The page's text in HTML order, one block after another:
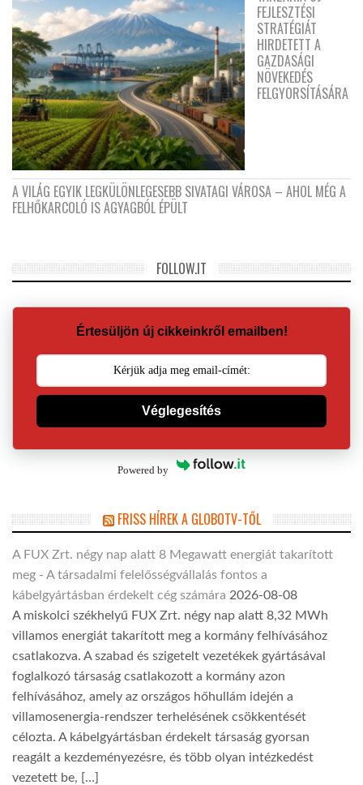
FEJLESZTÉSI
STRATÉGIÁT
HIRDETETT A
GAZDASÁGI
NÖVEKEDÉS
FELGYORSÍTÁSÁRA
A VILÁG EGYIK LEGKÜLÖNLEGESEBB SIVATAGI VÁROSA – AHOL MÉG A
FELHŐKARCOLÓ IS AGYAGBÓL ÉPÜLT
FOLLOW.IT
Értesüljön új cikkeinkről emailben!
Véglegesítés
Powered by
FRISS HÍREK A GLOBOTV-TŐL
A FUX Zrt. négy nap alatt 8 Megawatt energiát takarított
meg - A társadalmi felelősségvállalás fontos a
kábelgyártásban érdekelt cég számára 2026-08-08
A miskolci székhelyű FUX Zrt. négy nap alatt 8,32 MWh
villamos energiát takarított meg a kormány felhívásához
csatlakozva. A szabad és szigetelt vezetékek gyártásával
foglalkozó társaság csatlakozott a kormány azon
felhívásához, amely az országos hőhullám idején a
villamosenergia-rendszer terhelésének csökkentését
célozta. A kábelgyártásban érdekelt társaság gyorsan
reagált a kezdeményezésre, és több olyan intézkedést
vezetett be, […]